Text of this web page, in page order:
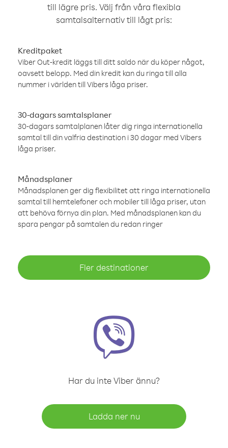
till lägre pris. Välj från våra flexibla
samtalsalternativ till lågt pris:
Kreditpaket
Viber Out-kredit läggs till ditt saldo när du köper något,
oavsett belopp. Med din kredit kan du ringa till alla
nummer i världen till Vibers låga priser.
30-dagars samtalsplaner
30-dagars samtalplanen låter dig ringa internationella
samtal till din valfria destination i 30 dagar med Vibers
låga priser.
Månadsplaner
Månadsplanen ger dig flexibilitet att ringa internationella
samtal till hemtelefoner och mobiler till låga priser, utan
att behöva förnya din plan. Med månadsplanen kan du
spara pengar på samtalen du redan ringer
Fler destinationer
Har du inte Viber ännu?
Ladda ner nu